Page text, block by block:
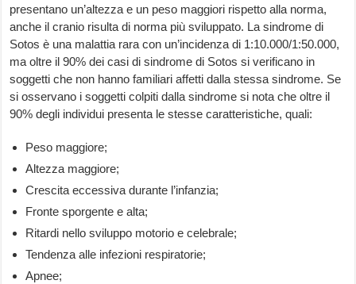
presentano un’altezza e un peso maggiori rispetto alla norma,
anche il cranio risulta di norma più sviluppato. La sindrome di
Sotos è una malattia rara con un’incidenza di 1:10.000/1:50.000,
ma oltre il 90% dei casi di sindrome di Sotos si verificano in
soggetti che non hanno familiari affetti dalla stessa sindrome. Se
si osservano i soggetti colpiti dalla sindrome si nota che oltre il
90% degli individui presenta le stesse caratteristiche, quali:
Peso maggiore;
Altezza maggiore;
Crescita eccessiva durante l’infanzia;
Fronte sporgente e alta;
Ritardi nello sviluppo motorio e celebrale;
Tendenza alle infezioni respiratorie;
Apnee;